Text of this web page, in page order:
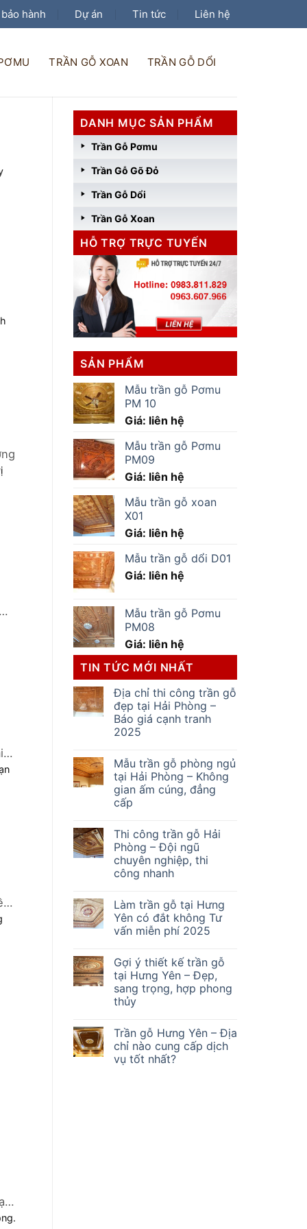
hành Dự án Tin tức Liên hệ
TRẦN GỖ XOAN TRẦN GỖ DỔI
DANH MỤC SẢN PHẨM
Trần Gỗ Pơmu
Trần Gỗ Gõ Đỏ
Trần Gỗ Dổi
Trần Gỗ Xoan
HỖ TRỢ TRỰC TUYẾN
SẢN PHẨM
Mẫu trần gỗ Pơmu
PM 10
Giá: liên hệ
Mẫu trần gỗ Pơmu
PM09
Giá: liên hệ
Mẫu trần gỗ xoan
X01
Giá: liên hệ
Mẫu trần gỗ dổi D01
Giá: liên hệ
Mẫu trần gỗ Pơmu
PM08
Giá: liên hệ
TIN TỨC MỚI NHẤT
Địa chỉ thi công trần gỗ
đẹp tại Hải Phòng –
Báo giá cạnh tranh
2025
Mẫu trần gỗ phòng ngủ
tại Hải Phòng – Không
gian ấm cúng, đẳng
cấp
Thi công trần gỗ Hải
Phòng – Đội ngũ
chuyên nghiệp, thi
công nhanh
Làm trần gỗ tại Hưng
Yên có đắt không Tư
vấn miễn phí 2025
Gợi ý thiết kế trần gỗ
tại Hưng Yên – Đẹp,
sang trọng, hợp phong
thủy
Trần gỗ Hưng Yên – Địa
chỉ nào cung cấp dịch
vụ tốt nhất?